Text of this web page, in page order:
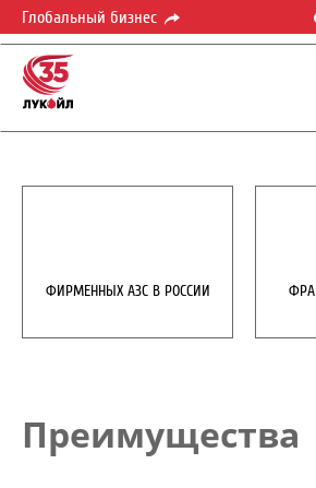
Глобальный бизнес
ФИРМЕННЫХ АЗС В РОССИИ
Преимущества